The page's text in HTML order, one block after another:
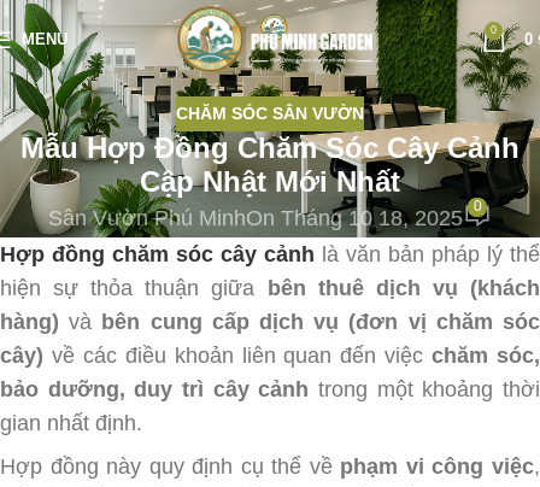
MENU
0
0
CHĂM SÓC SÂN VƯỜN
Mẫu Hợp Đồng Chăm Sóc Cây Cảnh
Cập Nhật Mới Nhất
Sân Vườn Phú MinhOn Tháng 10 18, 2025 0
Hợp đồng chăm sóc cây cảnh là văn bản pháp lý thể
hiện sự thỏa thuận giữa
bên thuê dịch vụ (khách
hàng) và bên cung cấp dịch vụ (đơn vị chăm sóc
cây) về các điều khoản liên quan đến việcchăm sóc,
bảo dưỡng, duy trì cây cảnh trong một khoảng thời
gian nhất định.
Hợp đồng này quy định cụ thể về phạm vi công việc,